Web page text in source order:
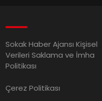
Sokak Haber Ajansı Kişisel
Verileri Saklama ve İmha
Politikası
Çerez Politikası